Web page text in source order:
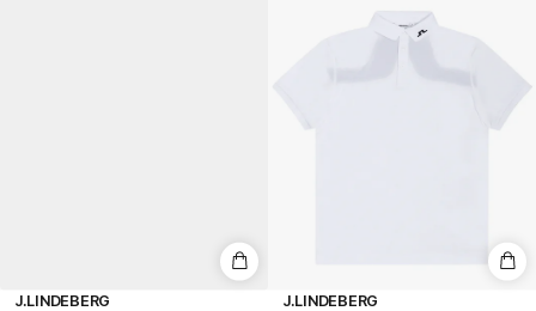
J.LINDEBERG
J.LINDEBERG